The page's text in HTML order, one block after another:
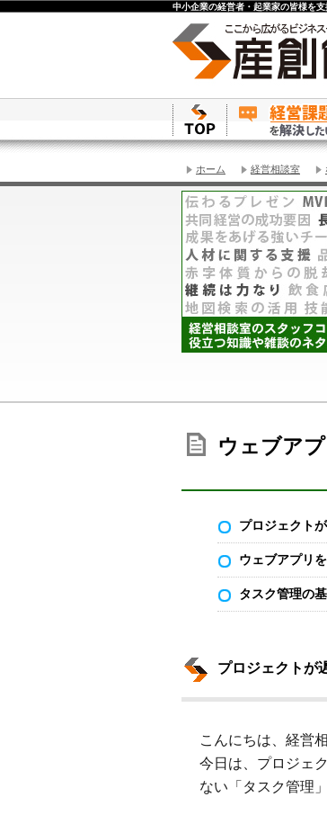
中小企業の経営者・起業家の皆様を
ホーム 経営相談室
ウェブア
プロジェクト
ウェブアプリ
タスク管理の
プロジェクトが
こんにちは、経営
今日は、プロジェ
ない「タスク管理